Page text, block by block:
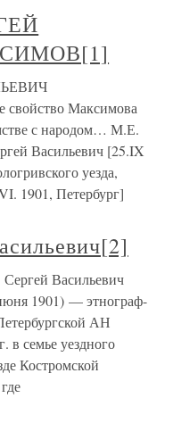
Максимова
с народом… М.Е.
Васильевич [25.IX
уезда,
1901, Петербург]
Васильевич
1901) — этнограф-
АН
в семье уездного
Костромской